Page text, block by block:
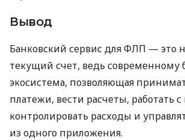
Вывод
Банковский сервис для ФЛП — это
текущий счет, ведь современному
экосистема, позволяющая
платежи, вести расчеты, работать с
контролировать расходы и
из одного приложения.